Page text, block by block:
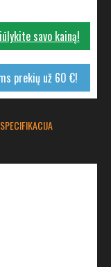
savo kainą!
prekių už 60 €!
SPECIFIKACIJA